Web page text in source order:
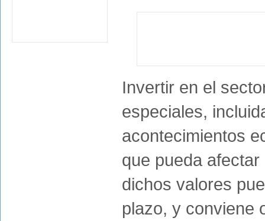
Invertir en el
especiales,
acontecimientos
que pueda
dichos valores
plazo, y conviene